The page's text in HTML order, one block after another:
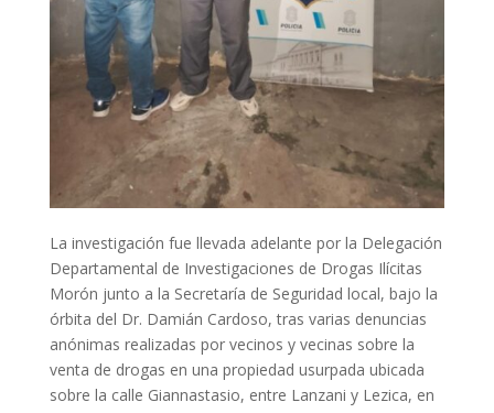
La investigación fue llevada adelante por la Delegación
Departamental de Investigaciones de Drogas Ilícitas
Morón junto a la Secretaría de Seguridad local, bajo la
órbita del Dr. Damián Cardoso, tras varias denuncias
anónimas realizadas por vecinos y vecinas sobre la
venta de drogas en una propiedad usurpada ubicada
sobre la calle Giannastasio, entre Lanzani y Lezica, en